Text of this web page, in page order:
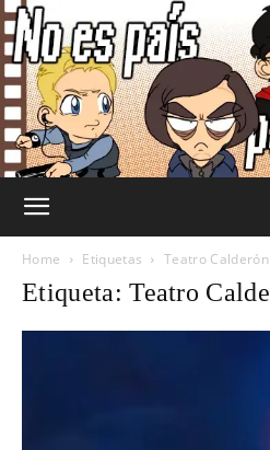
Home Etiquetas Teatro Calderón
Etiqueta: Teatro